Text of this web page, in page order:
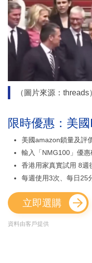
（圖片來源：threads
限時優惠：美
美國amazon鎖量及評
輸入「NMG100」優
香港用家真實試用 8週
每週使用3次、每日25
立即選購
資料由客戶提供